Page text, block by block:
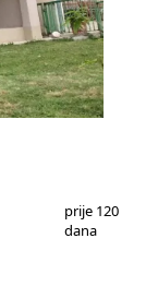
11
prije 120
dana